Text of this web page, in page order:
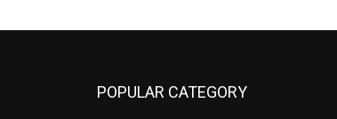
POPULAR CATEGORY